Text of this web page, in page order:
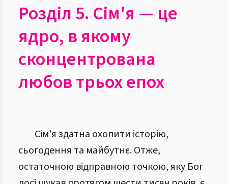
Розділ 5. Сім'я — це
ядро, в якому
сконцентрована
любов трьох епох
Сім'я здатна охопити історію,
сьогодення та майбутнє. Отже,
остаточною відправною точкою, яку Бог